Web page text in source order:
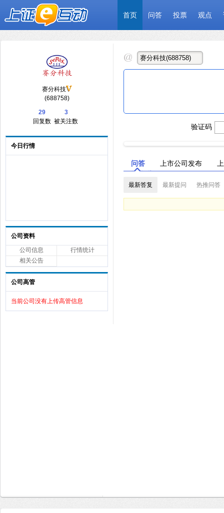
首页 问答 投票 观点
赛分科技
(688758)
29
回复数
3
被关注数
今日行情
公司资料
公司信息
行情统计
相关公告
公司高管
当前公司没有上传高管信息
验证码
问答 上市公司发布
最新答复 最新提问 热推问答